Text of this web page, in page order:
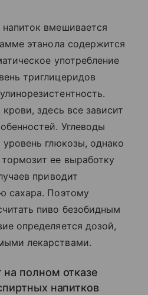
вмешивается
этанола содержится
употребление
триглицеридов
здесь все зависит
Углеводы
глюкозы, однако
ее выработку
приводит
сахара. Поэтому
пиво безобидным
определяется дозой,
лекарствами.
на полном отказе
напитков